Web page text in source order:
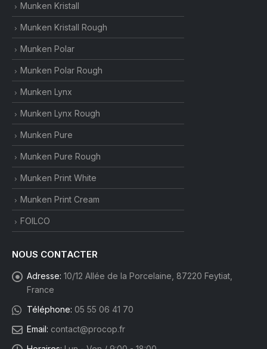
Munken Kristall
Munken Kristall Rough
Munken Polar
Munken Polar Rough
Munken Lynx
Munken Lynx Rough
Munken Pure
Munken Pure Rough
Munken Print White
Munken Print Cream
FOILCO
NOUS CONTACTER
Adresse: 10/12 Allée de la Porcelaine, 87220 Feytiat,
France
Téléphone: 05 55 06 41 70
Email: contact@procop.fr